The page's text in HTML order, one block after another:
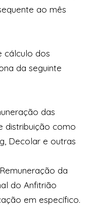
ao mês
cálculo dos
da seguinte
das
distribuição como
Decolar e outras
Remuneração da
do Anfitrião
em específico.